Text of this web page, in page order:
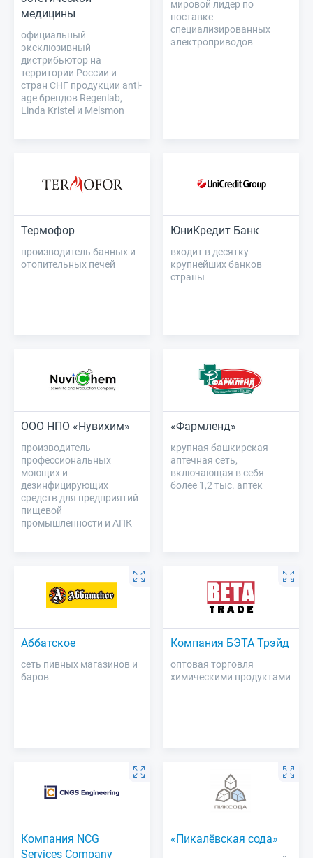
медицины
официальный
эксклюзивный
дистрибьютор на
территории России и
стран СНГ продукции anti-
age брендов Regenlab,
Linda Kristel и Melsmon
мировой лидер по
поставке
специализированных
электроприводов
Термофор
производитель банных и
отопительных печей
ЮниКредит Банк
входит в десятку
крупнейших банков
страны
ООО НПО «Нувихим»
производитель
профессиональных
моющих и
дезинфицирующих
средств для предприятий
пищевой
промышленности и АПК
«Фармленд»
крупная башкирская
аптечная сеть,
включающая в себя
более 1,2 тыс. аптек
Аббатское
сеть пивных магазинов и
баров
Компания БЭТА Трэйд
оптовая торговля
химическими продуктами
Компания NCG
Services Company
«Пикалёвская сода»